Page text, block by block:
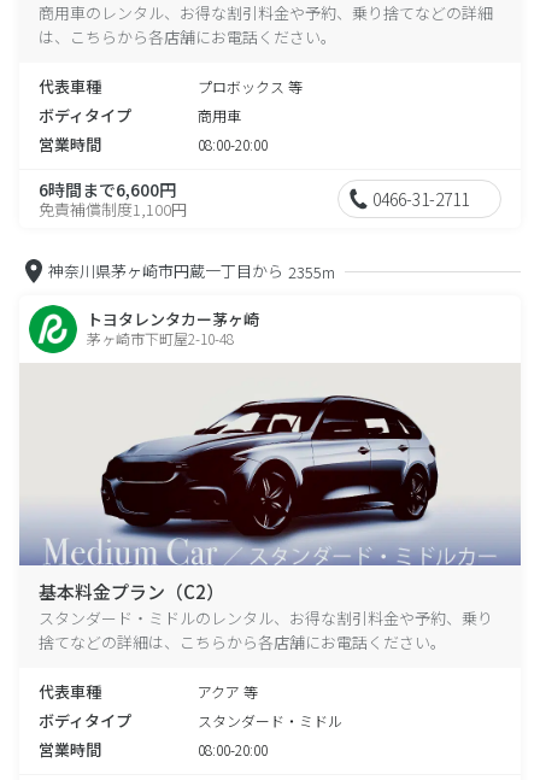
商用車のレンタル、お得な割引料金や予約、乗り捨てなどの詳細
は、こちらから各店舗にお電話ください。
代表車種 プロボックス 等
ボディタイプ 商用車
営業時間 08:00-20:00
6時間まで6,600円
免責補償制度1,100円 0466-31-2711
神奈川県茅ヶ崎市円蔵一丁目から 2355m
トヨタレンタカー茅ヶ崎
茅ヶ崎市下町屋2-10-48
基本料金プラン（C2）
スタンダード・ミドルのレンタル、お得な割引料金や予約、乗り
捨てなどの詳細は、こちらから各店舗にお電話ください。
代表車種 アクア 等
ボディタイプ スタンダード・ミドル
営業時間 08:00-20:00